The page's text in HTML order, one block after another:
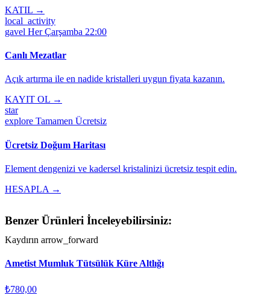
KATIL →
local_activity
gavel Her Çarşamba 22:00
Canlı Mezatlar
Açık artırma ile en nadide kristalleri uygun fiyata kazanın.
KAYIT OL →
star
explore Tamamen Ücretsiz
Ücretsiz Doğum Haritası
Element dengenizi ve kadersel kristalinizi ücretsiz tespit edin.
HESAPLA →
Benzer Ürünleri İnceleyebilirsiniz:
Kaydırın arrow_forward
Ametist Mumluk Tütsülük Küre Altlığı
₺780,00